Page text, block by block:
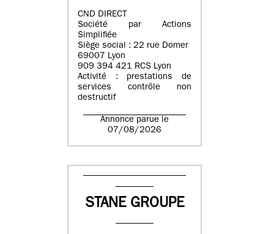
CND DIRECT
Société par Actions
Simplifiée
Siège social : 22 rue Domer
69007 Lyon
909 394 421 RCS Lyon
Activité : prestations de
services contrôle non
destructif
Annonce parue le
07/08/2026
STANE GROUPE